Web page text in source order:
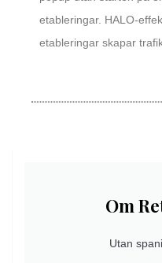
etableringar. HALO-
etableringar skapar
Om
Utan